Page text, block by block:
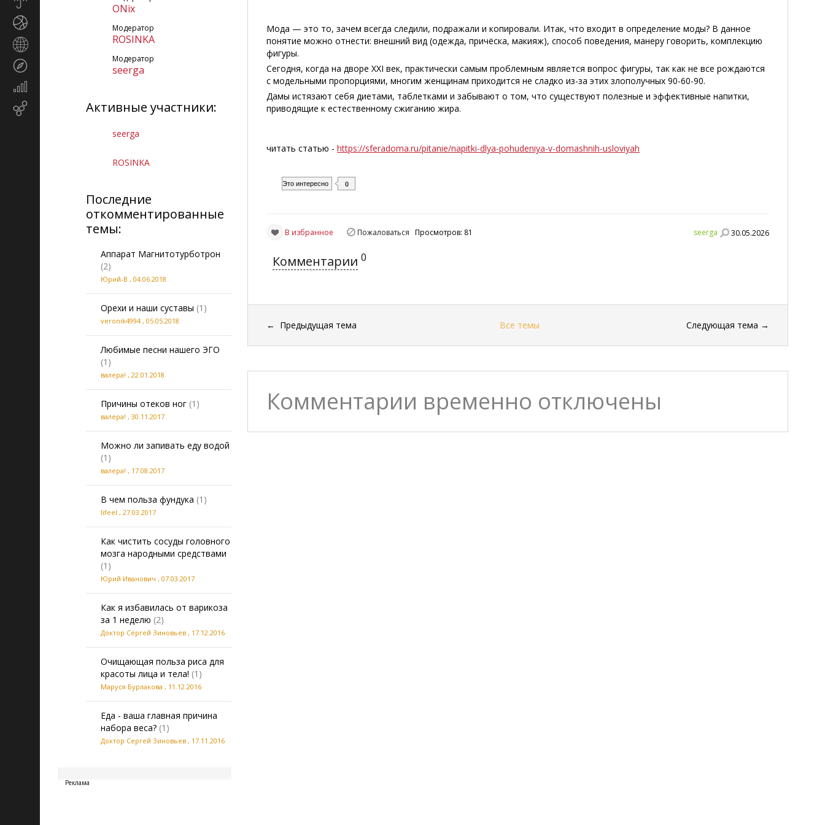
ONix
Модератор
ROSINKA
Модератор
seerga
Активные участники:
seerga
ROSINKA
Последние
откомментированные
темы:
Аппарат Магнитотурботрон
(2)
Юрий-В , 04.06.2018
Орехи и наши суставы (1)
veronik4994, 05.05.2018
Любимые песни нашего ЭГО
(1)
валера! , 22.01.2018
Причины отеков ног (1)
валера! , 30.11.2017
Можно ли запивать еду водой
(1)
валера! , 17.08.2017
В чем польза фундука (1)
lifeel , 27.03.2017
Как чистить сосуды головного
мозга народными средствами
(1)
Юрий Иванович , 07.03.2017
Как я избавилась от варикоза
за 1 неделю (2)
Доктор Сергей Зиновьев , 17.12.2016
Очищающая польза риса для
красоты лица и тела! (1)
Маруся Бурлакова , 11.12.2016
Еда - ваша главная причина
набора веса? (1)
Доктор Сергей Зиновьев , 17.11.2016
Реклама
Мода — это то, зачем всегда следили, подражали и копировали. Итак, что входит в определение моды? В данное
понятие можно отнести: внешний вид (одежда, причёска, макияж), способ поведения, манеру говорить, комплекцию
фигуры.
Сегодня, когда на дворе XXI век, практически самым проблемным является вопрос фигуры, так как не все рождаются
с модельными пропорциями, многим женщинам приходится не сладко из-за этих злополучных 90-60-90.
Дамы истязают себя диетами, таблетками и забывают о том, что существуют полезные и эффективные напитки,
приводящие к естественному сжиганию жира.
читать статью -https://sferadoma.ru/pitanie/napitki-dlya-pohudeniya-v-domashnih-usloviyah
Это интересно 0
seerga 30.05.2026
В избранное Пожаловаться Просмотров: 81
Комментарии 0
← Предыдущая тема Все темы Следующая тема →
Комментарии временно отключены